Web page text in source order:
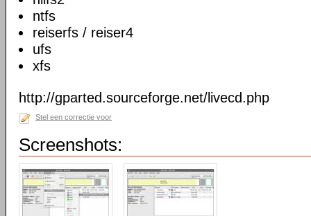
ntfs
reiserfs / reiser4
ufs
xfs
http://gparted.sourceforge.net/livecd.php
Stel een correctie voor
Screenshots: